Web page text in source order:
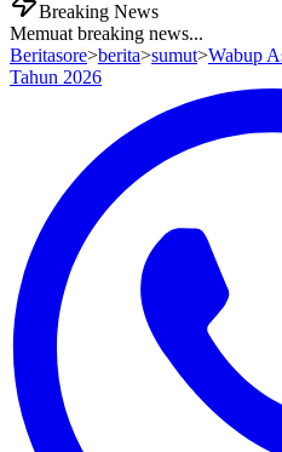
Breaking News
Memuat breaking news...
Beritasore>berita>sumut>Wabup
Tahun 2026